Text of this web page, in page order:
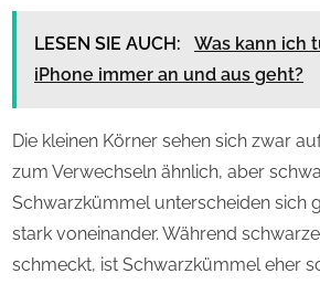
LESEN SIE AUCH:
Was kann ich
iPhone immer an und aus geht?
Die kleinen Körner sehen sich zwar
zum Verwechseln ähnlich, aber
Schwarzkümmel unterscheiden sich
stark voneinander. Während
schmeckt, ist Schwarzkümmel eher